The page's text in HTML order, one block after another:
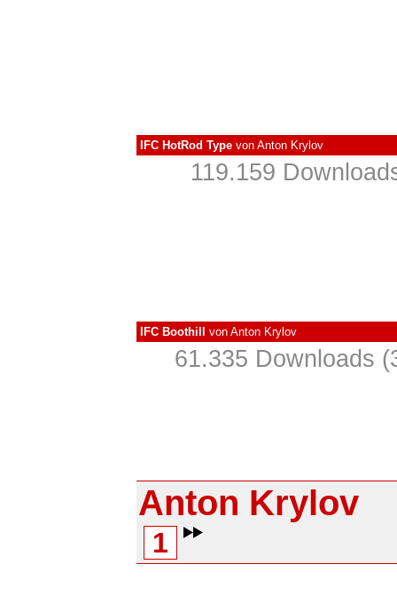
IFC HotRod Type von Anton Krylov
119.159
IFC Boothill von Anton Krylov
61.335 Downloads
Anton Krylov
1